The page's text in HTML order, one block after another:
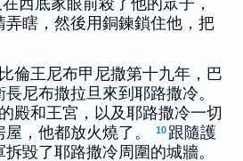
西底家眼前殺了他的眾子，
弄瞎，然後用銅鍊鎖住他，把
倫王尼布甲尼撒第十九年，巴
尼布撒拉旦來到耶路撒冷。
殿和王宮，以及耶路撒冷一切
，他都放火燒了。
10 跟隨護
毀了耶路撒冷周圍的城牆。